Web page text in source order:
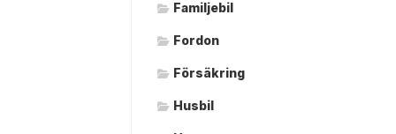
Familjebil
Fordon
Försäkring
Husbil